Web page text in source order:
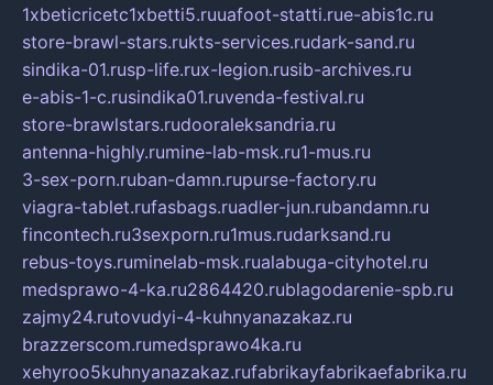
1xbeticricetc1xbetti5.ruuafoot-statti.rue-abis1c.ru
store-brawl-stars.rukts-services.rudark-sand.ru
sindika-01.rusp-life.rux-legion.rusib-archives.ru
e-abis-1-c.rusindika01.ruvenda-festival.ru
store-brawlstars.rudooraleksandria.ru
antenna-highly.rumine-lab-msk.ru1-mus.ru
3-sex-porn.ruban-damn.rupurse-factory.ru
viagra-tablet.rufasbags.ruadler-jun.rubandamn.ru
fincontech.ru3sexporn.ru1mus.rudarksand.ru
rebus-toys.ruminelab-msk.rualabuga-cityhotel.ru
medsprawo-4-ka.ru2864420.rublagodarenie-spb.ru
zajmy24.rutovudyi-4-kuhnyanazakaz.ru
brazzerscom.rumedsprawo4ka.ru
xehyroo5kuhnyanazakaz.rufabrikayfabrikaefabrika.ru